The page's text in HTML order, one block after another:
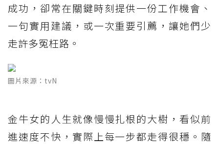
成功，卻常在關鍵時刻提供一份工作機會、
一句實用建議，或一次重要引薦，讓她們少
走許多冤枉路。
圖片來源：tvN
金牛女的人生就像慢慢扎根的大樹，看似前
進速度不快，實際上每一步都走得很穩。隨